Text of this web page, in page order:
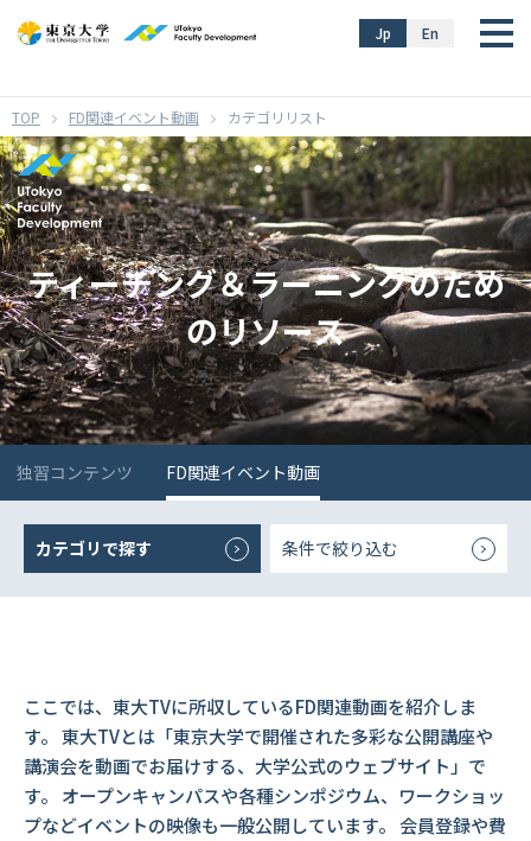
En
Jp
FD関連イベント動画 カテゴリリスト
ティーチング＆ラーニングのため
のリソース
独習コンテンツ FD関連イベント動画
カテゴリで探す 条件で絞り込む
ここでは、東大TVに所収しているFD関連動画を紹介しま
す。 東大TVとは「東京大学で開催された多彩な公開講座や
講演会を動画でお届けする、大学公式のウェブサイト」で
す。 オープンキャンパスや各種シンポジウム、ワークショッ
プなどイベントの映像も一般公開しています。 会員登録や費